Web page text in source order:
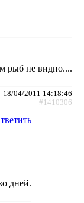
рыб не видно....
18/04/2011 14:18:46
#1410306
дней.